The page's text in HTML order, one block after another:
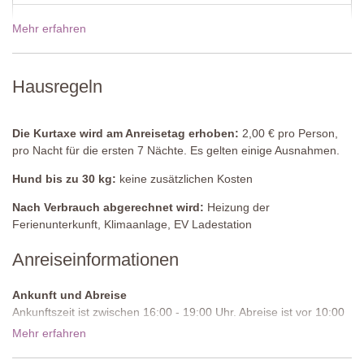
Klimaanlage, Fliegengitter, Terrassentür, Terrasse mit Tisch und
Angrenzendes Badezimmer
kann), Nachttische, Beistelltische, Sessel, Einbauschrank,
Schreibtisch, Stühle, Fliegengitter, Klimaanlage, Terrassentür,
Terrasse mit Tisch und Stühlen.
Angrenzendes Badezimmer
Dusche, Waschbecken, Bidet, WC.
Hauswirtschaftsraum
Erster Stock
Sofas, Couchtisch, Smart-TV, Kaminofen, runder Tisch und
19 Dez - 02 Jan 2027
Preise für 2027
Mehr erfahren
Hausregeln
Die Kurtaxe wird am Anreisetag erhoben: 2,00 € pro Person,
pro Nacht für die ersten 7 Nächte. Es gelten einige Ausnahmen.
Hund bis zu 30 kg: keine zusätzlichen Kosten
Nach Verbrauch abgerechnet wird: Heizung der
Ferienunterkunft, Klimaanlage, EV Ladestation
Anreiseinformationen
Ankunft und Abreise
Ankunftszeit ist zwischen 16:00 - 19:00 Uhr. Abreise ist vor 10:00
Uhr morgens.
Zufahrtsstraße:Ungepflastert, ebenmäßig
Mehr erfahren